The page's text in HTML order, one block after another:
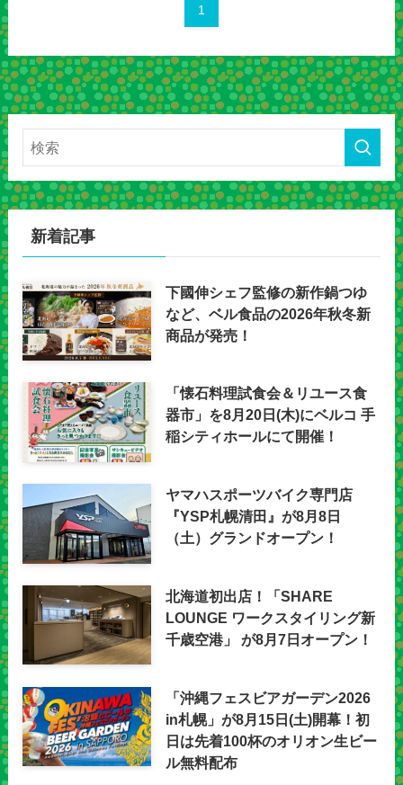
1
新着記事
下國伸シェフ監修の新作鍋つゆ
など、ベル食品の2026年秋冬新
商品が発売！
「懐石料理試食会＆リユース食
器市」を8月20日(木)にベルコ 手
稲シティホールにて開催！
ヤマハスポーツバイク専門店
『YSP札幌清田』が8月8日
（土）グランドオープン！
北海道初出店！「SHARE
LOUNGE ワークスタイリング新
千歳空港」 が8月7日オープン！
「沖縄フェスビアガーデン2026
in札幌」が8月15日(土)開幕！初
日は先着100杯のオリオン生ビー
ル無料配布